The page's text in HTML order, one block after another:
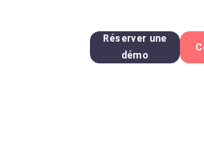
Réserver une
démo